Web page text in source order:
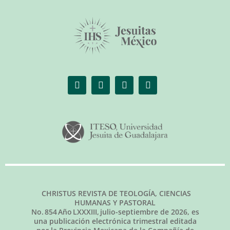
CHRISTUS REVISTA DE TEOLOGÍA, CIENCIAS
HUMANAS Y PASTORAL
No.854Año LXXXIII, julio-septiembre de 2026, es
una publicación electrónica trimestral editada